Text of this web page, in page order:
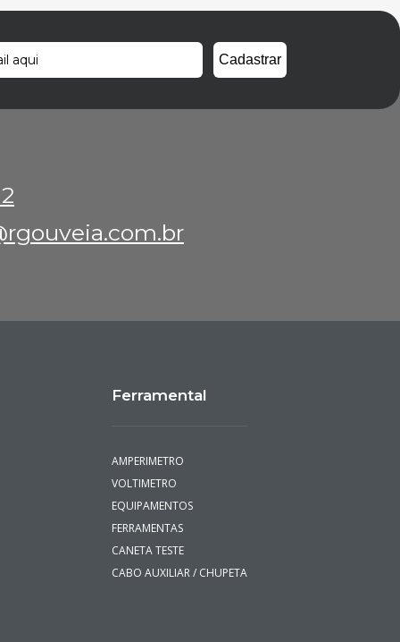
Ferramental
AMPERIMETRO
VOLTIMETRO
EQUIPAMENTOS
FERRAMENTAS
CANETA TESTE
CABO AUXILIAR / CHUPETA